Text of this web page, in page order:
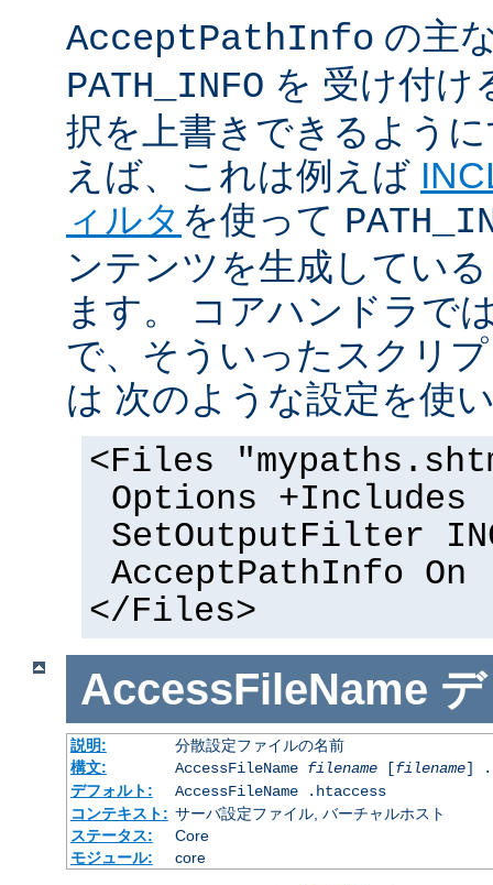
AcceptPathInfo の主
PATH_INFO を 受け付け
択を上書きできるよう
えば、これは例えば
ィルタ を使って
ンテンツを生成してい
ます。 コアハンドラで
で、そういったスクリ
は 次のような設定を使
<Files
Options +Includes
SetOutputFilter
AcceptPathInfo On
</Files>
AccessFileName
説明:
分散設定ファイルの名前
構文:
AccessFileName filename[filename]
デフォルト:
AccessFileName .htaccess
コンテキスト: サーバ設定ファイル, バーチャルホスト
ステータス:
Core
モジュール:
core